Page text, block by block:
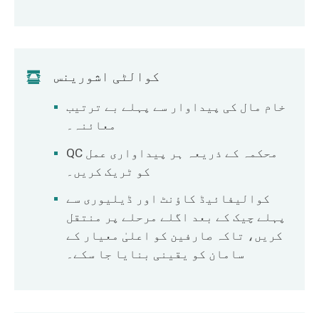
کوالٹی اشورینس
خام مال کی پیداوار سے پہلے بے ترتیب
معائنہ۔
QC محکمہ کے ذریعہ ہر پیداواری عمل
کو ٹریک کریں۔
کوالیفائیڈ کاؤنٹ اور ڈیلیوری سے
پہلے چیک کے بعد اگلے مرحلے پر منتقل
کریں، تاکہ صارفین کو اعلیٰ معیار کے
سامان کو یقینی بنایا جا سکے۔